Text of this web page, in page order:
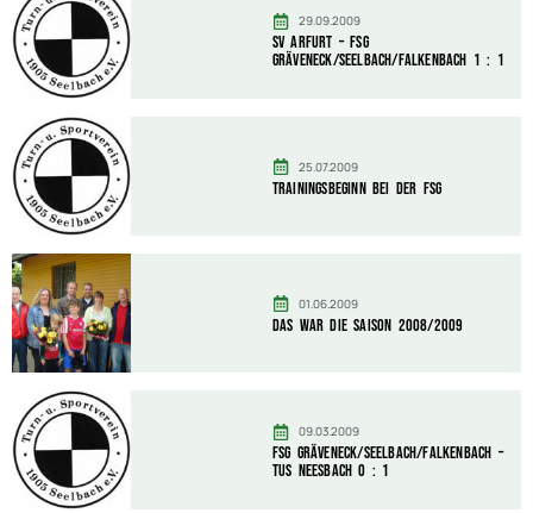
29.09.2009
SV Arfurt – FSG
Gräveneck/Seelbach/Falkenbach 1 : 1
25.07.2009
Trainingsbeginn bei der FSG
01.06.2009
Das war die Saison 2008/2009
09.03.2009
FSG Gräveneck/Seelbach/Falkenbach –
TuS Neesbach 0 : 1